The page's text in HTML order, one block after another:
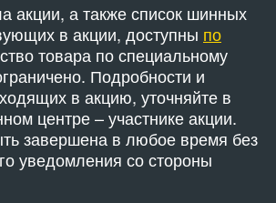
акции, а также список шинных
в акции, доступны по
товара по специальному
Подробности и
в акцию, уточняйте в
центре – участнике акции.
завершена в любое время без
уведомления со стороны